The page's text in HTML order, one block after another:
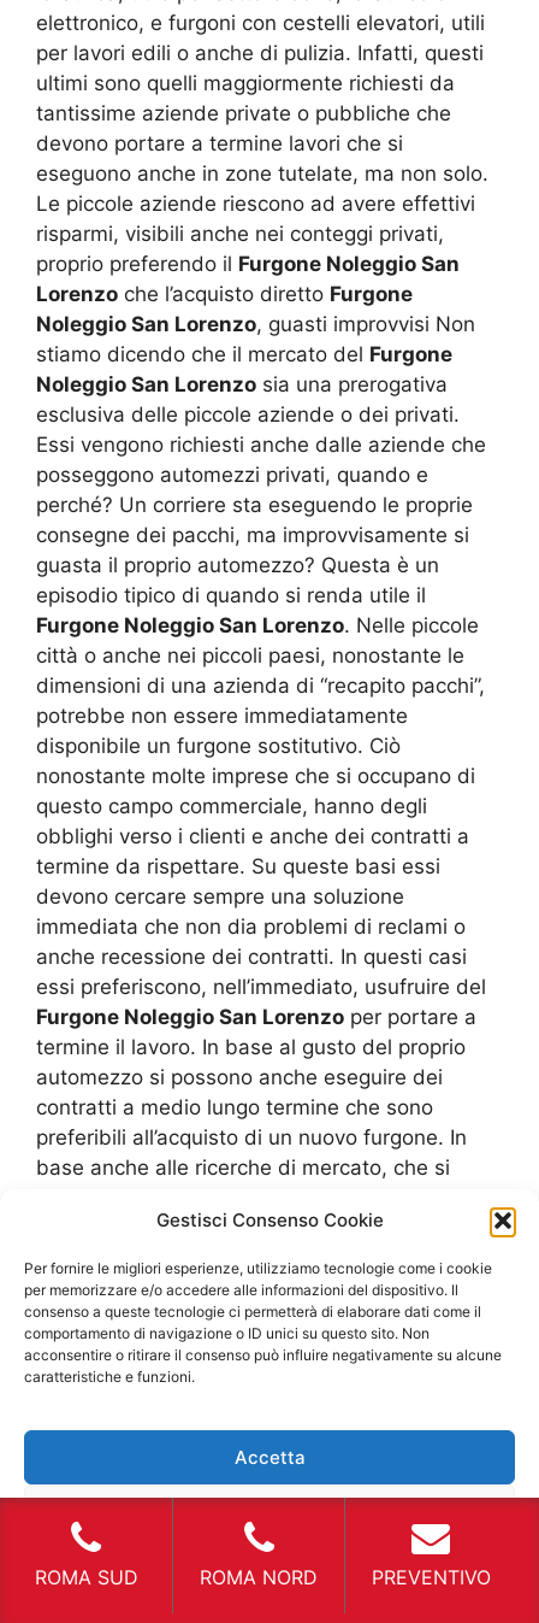
Gestisci Consenso Cookie
Per fornire le migliori esperienze, utilizziamo tecnologie come i cookie
per memorizzare e/o accedere alle informazioni del dispositivo. Il
consenso a queste tecnologie ci permetterà di elaborare dati come il
comportamento di navigazione o ID unici su questo sito. Non
acconsentire o ritirare il consenso può influire negativamente su alcune
caratteristiche e funzioni.
Accetta
Visualizza le preferenze
elettronico, e furgoni con cestelli elevatori, utili
per lavori edili o anche di pulizia. Infatti, questi
ultimi sono quelli maggiormente richiesti da
tantissime aziende private o pubbliche che
devono portare a termine lavori che si
eseguono anche in zone tutelate, ma non solo.
Le piccole aziende riescono ad avere effettivi
risparmi, visibili anche nei conteggi privati,
proprio preferendo il Furgone Noleggio San
Lorenzo che l’acquisto diretto Furgone
Noleggio San Lorenzo, guasti improvvisi Non
stiamo dicendo che il mercato del Furgone
Noleggio San Lorenzo sia una prerogativa
esclusiva delle piccole aziende o dei privati.
Essi vengono richiesti anche dalle aziende che
posseggono automezzi privati, quando e
perché? Un corriere sta eseguendo le proprie
consegne dei pacchi, ma improvvisamente si
guasta il proprio automezzo? Questa è un
episodio tipico di quando si renda utile il
Furgone Noleggio San Lorenzo. Nelle piccole
città o anche nei piccoli paesi, nonostante le
dimensioni di una azienda di “recapito pacchi”,
potrebbe non essere immediatamente
disponibile un furgone sostitutivo. Ciò
nonostante molte imprese che si occupano di
questo campo commerciale, hanno degli
obblighi verso i clienti e anche dei contratti a
termine da rispettare. Su queste basi essi
devono cercare sempre una soluzione
immediata che non dia problemi di reclami o
anche recessione dei contratti. In questi casi
essi preferiscono, nell’immediato, usufruire del
Furgone Noleggio San Lorenzo per portare a
termine il lavoro. In base al gusto del proprio
automezzo si possono anche eseguire dei
contratti a medio lungo termine che sono
preferibili all’acquisto di un nuovo furgone. In
base anche alle ricerche di mercato, che si
ricercano notizie di nuovi mercati ed usi
alternativi, sono emerse tante situazioni tipiche
che hanno usufruito del servizio di unFurgone
Noleggio San Lorenzo. Ovviamente, questo era
solo uno dei tanti esempi, ma anche il settore
edile è un “consumatore” di questo servizio. I
dettati dai permessi che vengono rilasciati dal
comune e sono controllati dalle autorità
competenti. In caso di rotture improvvise di un
automezzo utile al trasporto di materiali oppure
anche per una facciata dove il proprio cestello
elevatore non funziona o ha dei
ROMA SUD ROMA NORD PREVENTIVO